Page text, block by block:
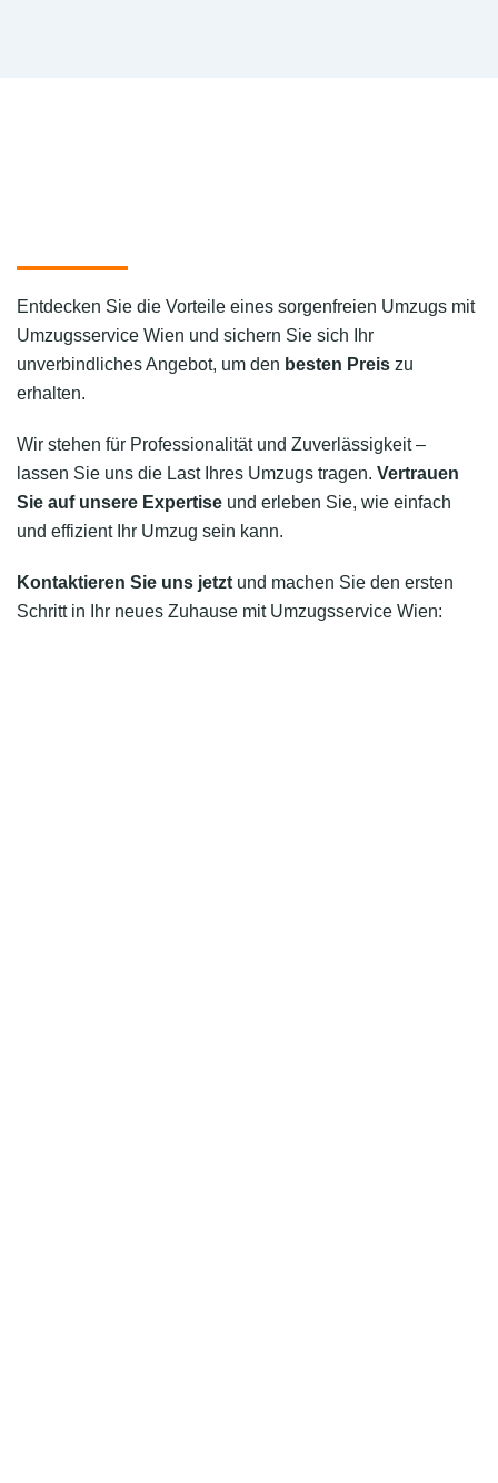
Entdecken Sie die Vorteile eines sorgenfreien Umzugs mit
Umzugsservice Wien und sichern Sie sich Ihr
unverbindliches Angebot, um den besten Preis zu
erhalten.
Wir stehen für Professionalität und Zuverlässigkeit –
lassen Sie uns die Last Ihres Umzugs tragen. Vertrauen
Sie auf unsere Expertise und erleben Sie, wie einfach
und effizient Ihr Umzug sein kann.
Kontaktieren Sie uns jetzt und machen Sie den ersten
Schritt in Ihr neues Zuhause mit Umzugsservice Wien: